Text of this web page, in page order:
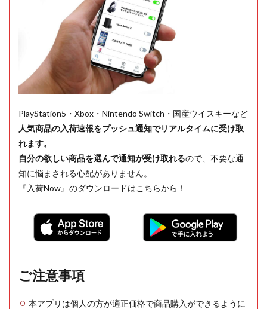
PlayStation5・Xbox・Nintendo Switch・国産ウイスキーなど
人気商品の入荷速報をプッシュ通知でリアルタイムに受け取
れます。
自分の欲しい商品を選んで通知が受け取れるので、不要な通
知に悩まされる心配がありません。
『入荷Now』のダウンロードはこちらから！
ご注意事項
本アプリは個人の方が適正価格で商品購入ができるように